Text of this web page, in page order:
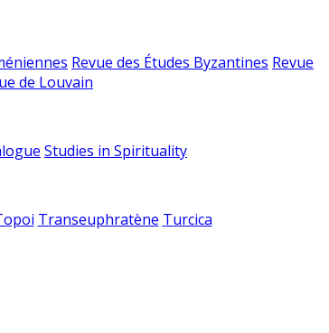
Revue des Études Byzantines Revue
de Louvain
Studies in Spirituality
Transeuphratène Turcica